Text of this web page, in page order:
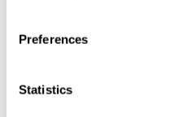
Preferences
Statistics
LPA1662